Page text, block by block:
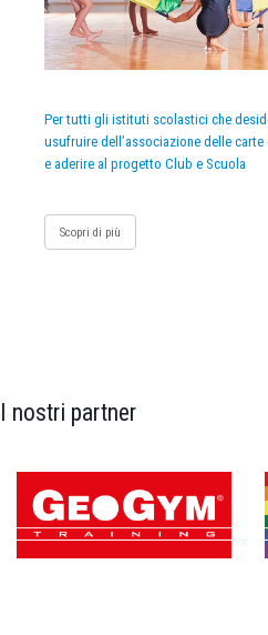
Per tutti gli istituti scolastici che
usufruire dell’associazione delle
e aderire al progetto Club e Scuola
Scopri di più
I nostri partner